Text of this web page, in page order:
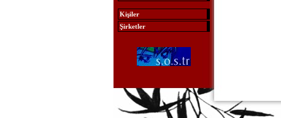
Kişiler
Şirketler